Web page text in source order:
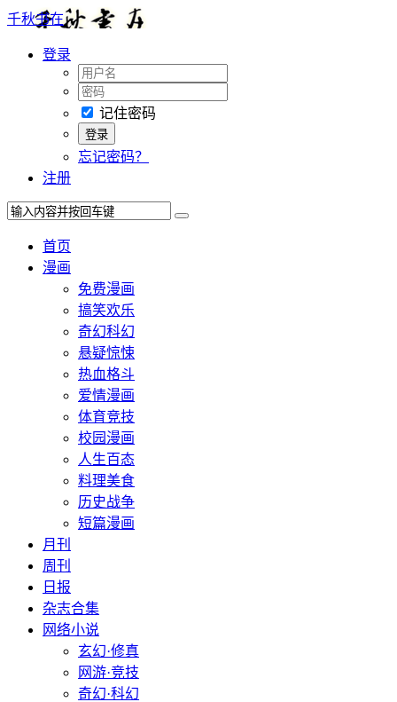
千秋书在
登录
记住密码
忘记密码？
注册
首页
漫画
免费漫画
搞笑欢乐
奇幻科幻
悬疑惊悚
热血格斗
爱情漫画
体育竞技
校园漫画
人生百态
料理美食
历史战争
短篇漫画
月刊
周刊
日报
杂志合集
网络小说
玄幻·修真
网游·竞技
奇幻·科幻